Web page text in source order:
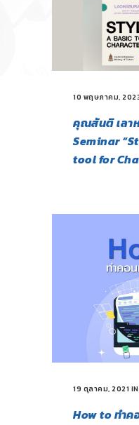
10 พฤษภาคม,
คุณสันติ เลา
Seminar
tool for
19 ตุลาคม, 2021 IN
How to ทำค